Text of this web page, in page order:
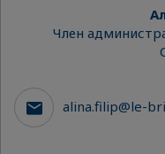
Член
alina.filip@le-